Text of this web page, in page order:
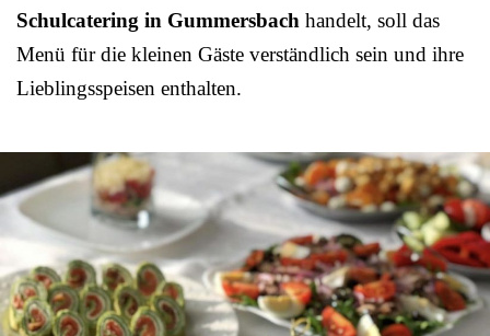
Schulcatering in Gummersbach handelt, soll das
Menü für die kleinen Gäste verständlich sein und ihre
Lieblingsspeisen enthalten.